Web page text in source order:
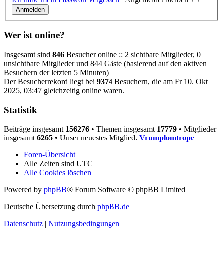
Wer ist online?
Insgesamt sind 846 Besucher online :: 2 sichtbare Mitglieder, 0
unsichtbare Mitglieder und 844 Gäste (basierend auf den aktiven
Besuchern der letzten 5 Minuten)
Der Besucherrekord liegt bei 9374 Besuchern, die am Fr 10. Okt
2025, 03:47 gleichzeitig online waren.
Statistik
Beiträge insgesamt 156276 • Themen insgesamt 17779 • Mitglieder
insgesamt 6265 • Unser neuestes Mitglied: Vrumplomtrope
Foren-Übersicht
Alle Zeiten sind UTC
Alle Cookies löschen
Powered by phpBB® Forum Software © phpBB Limited
Deutsche Übersetzung durch phpBB.de
Datenschutz | Nutzungsbedingungen